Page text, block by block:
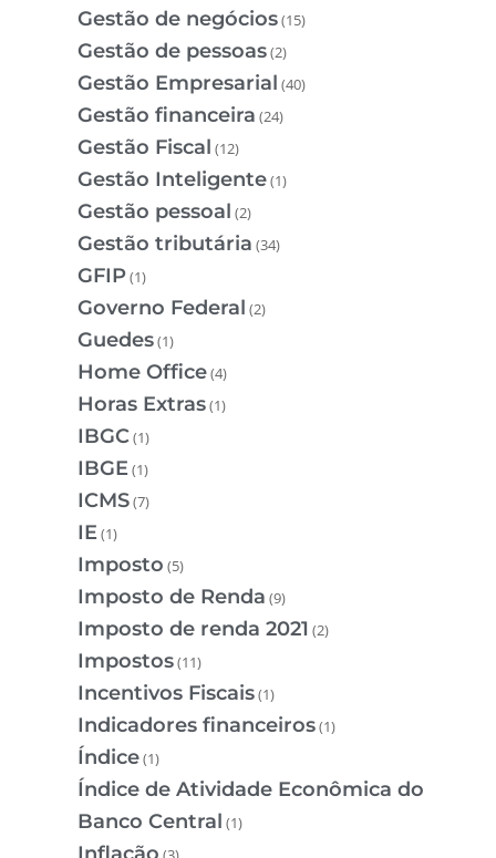
Gestão de negócios(15)
Gestão de pessoas(2)
Gestão Empresarial (40)
Gestão financeira (24)
Gestão Fiscal (12)
Gestão Inteligente(1)
Gestão pessoal (2)
Gestão tributária (34)
GFIP(1)
Governo Federal (2)
Guedes(1)
Home Office(4)
Horas Extras(1)
IBGC(1)
IBGE(1)
ICMS(7)
IE(1)
Imposto (5)
Imposto de Renda (9)
Imposto de renda 2021 (2)
Impostos(11)
Incentivos Fiscais(1)
Indicadores financeiros(1)
Índice(1)
Índice de Atividade Econômica do
Banco Central (1)